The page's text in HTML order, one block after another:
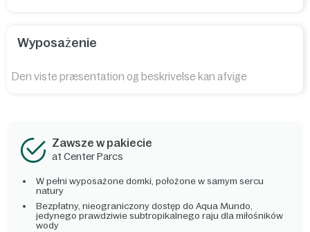
Wyposażenie
Den viste præsentation og beskrivelse kan afvige
Zawsze w pakiecie
at Center Parcs
W pełni wyposażone domki, położone w samym sercu
natury
Bezpłatny, nieograniczony dostęp do Aqua Mundo,
jedynego prawdziwie subtropikalnego raju dla miłośników
wody